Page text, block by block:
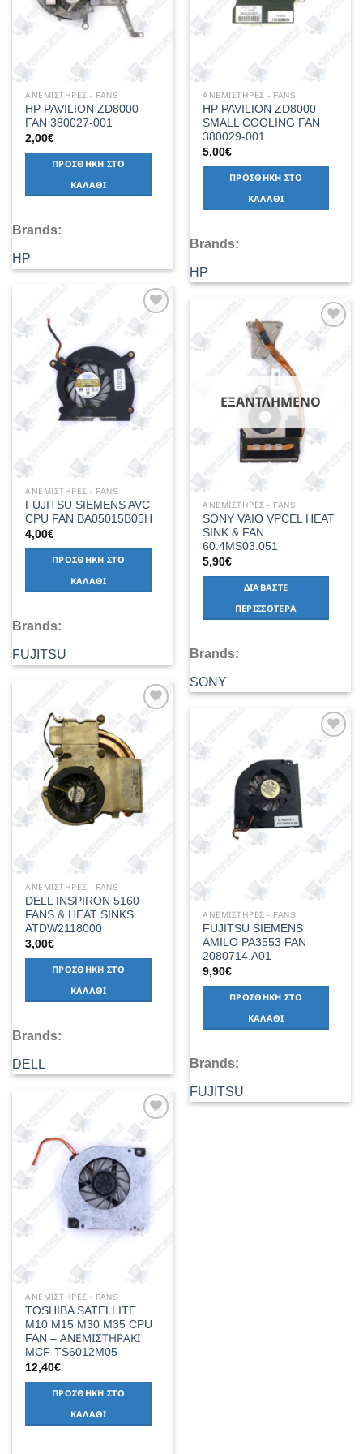
ΑΝΕΜΙΣΤΗΡΕΣ - FANS
HP PAVILION ZD8000
FAN 380027-001
2,00€
ΠΡΟΣΘΉΚΗ ΣΤΟ
ΚΑΛΆΘΙ
Brands:
HP
ΑΝΕΜΙΣΤΗΡΕΣ - FANS
HP PAVILION ZD8000
SMALL COOLING FAN
380029-001
5,00€
ΠΡΟΣΘΉΚΗ ΣΤΟ
ΚΑΛΆΘΙ
Brands:
HP
Add to
Wishlist
ΑΝΕΜΙΣΤΗΡΕΣ - FANS
FUJITSU SIEMENS AVC
CPU FAN BA05015B05H
4,00€
ΠΡΟΣΘΉΚΗ ΣΤΟ
ΚΑΛΆΘΙ
Brands:
FUJITSU
Add to
Wishlist
ΕΞΑΝΤΛΗΜΈΝΟ
ΑΝΕΜΙΣΤΗΡΕΣ - FANS
SONY VAIO VPCEL HEAT
SINK & FAN
60.4MS03.051
5,90€
ΔΙΑΒΆΣΤΕ
ΠΕΡΙΣΣΌΤΕΡΑ
Brands:
SONY
Add to
Wishlist
ΑΝΕΜΙΣΤΗΡΕΣ - FANS
DELL INSPIRON 5160
FANS & HEAT SINKS
ATDW2118000
3,00€
ΠΡΟΣΘΉΚΗ ΣΤΟ
ΚΑΛΆΘΙ
Brands:
DELL
Add to
Wishlist
ΑΝΕΜΙΣΤΗΡΕΣ - FANS
FUJITSU SIEMENS
AMILO PA3553 FAN
2080714.A01
9,90€
ΠΡΟΣΘΉΚΗ ΣΤΟ
ΚΑΛΆΘΙ
Brands:
FUJITSU
Add to
Wishlist
ΑΝΕΜΙΣΤΗΡΕΣ - FANS
TOSHIBA SATELLITE
M10 M15 M30 M35 CPU
FAN – ΑΝΕΜΙΣΤΗΡΑΚΙ
MCF-TS6012M05
12,40€
ΠΡΟΣΘΉΚΗ ΣΤΟ
ΚΑΛΆΘΙ